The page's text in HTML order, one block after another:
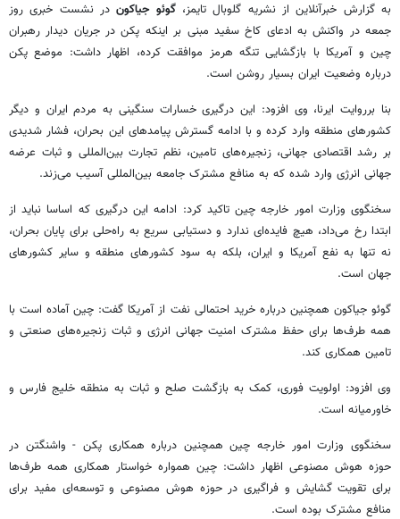
به گزارش خبرآنلاین از نشریه گلوبال تایمز،گوئو جیاکوندر نشست خبری روز
جمعه در واکنش به ادعای کاخ‌ سفید مبنی بر اینکه پکن در جریان دیدار رهبران
چین و آمریکا با بازگشایی تنگه هرمز موافقت کرده، اظهار داشت: موضع پکن
درباره وضعیت ایران بسیار روشن است.
بنا برروایت ایرنا، وی افزود: این درگیری خسارات سنگینی به مردم ایران و دیگر
کشورهای منطقه وارد کرده و با ادامه گسترش پیامدهای این بحران، فشار شدیدی
بر رشد اقتصادی جهانی، زنجیره‌های تامین، نظم تجارت بین‌المللی و ثبات عرضه
جهانی انرژی وارد شده که به منافع مشترک جامعه بین‌المللی آسیب می‌زند.
سخنگوی وزارت امور خارجه چین تاکید کرد: ادامه این درگیری که اساسا نباید از
ابتدا رخ می‌داد، هیچ فایده‌ای ندارد و دستیابی سریع به راه‌حلی برای پایان بحران،
نه تنها به نفع آمریکا و ایران، بلکه به سود کشورهای منطقه و سایر کشورهای
جهان است.
گوئو جیاکون همچنین درباره خرید احتمالی نفت از آمریکا گفت: چین آماده است با
همه طرف‌ها برای حفظ مشترک امنیت جهانی انرژی و ثبات زنجیره‌های صنعتی و
تامین همکاری کند.
وی افزود: اولویت فوری، کمک به بازگشت صلح و ثبات به منطقه خلیج فارس و
خاورمیانه است.
سخنگوی وزارت امور خارجه چین همچنین درباره همکاری پکن - واشنگتن در
حوزه هوش مصنوعی اظهار داشت: چین همواره خواستار همکاری همه طرف‌ها
برای تقویت گشایش و فراگیری در حوزه هوش مصنوعی و توسعه‌ای مفید برای
منافع مشترک بوده است.